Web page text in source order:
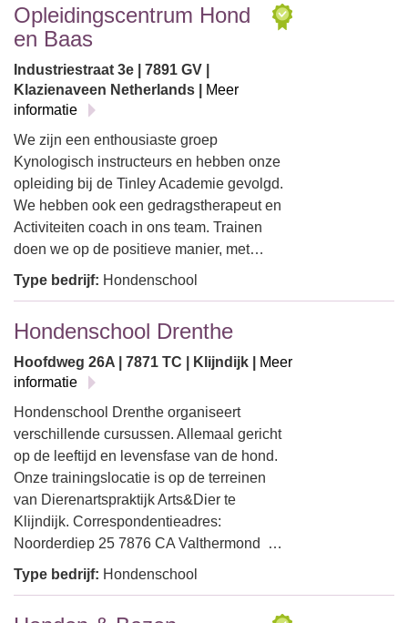
Opleidingscentrum Hond
en Baas
Industriestraat 3e | 7891 GV |
Klazienaveen Netherlands |
Meer
informatie
We zijn een enthousiaste groep
Kynologisch instructeurs en hebben onze
opleiding bij de Tinley Academie gevolgd.
We hebben ook een gedragstherapeut en
Activiteiten coach in ons team. Trainen
doen we op de positieve manier, met…
Type bedrijf: Hondenschool
Hondenschool Drenthe
Hoofdweg 26A | 7871 TC | Klijndijk |
Meer
informatie
Hondenschool Drenthe organiseert
verschillende cursussen. Allemaal gericht
op de leeftijd en levensfase van de hond.
Onze trainingslocatie is op de terreinen
van Dierenartspraktijk Arts&Dier te
Klijndijk. Correspondentieadres:
Noorderdiep 25 7876 CA Valthermond …
Type bedrijf: Hondenschool